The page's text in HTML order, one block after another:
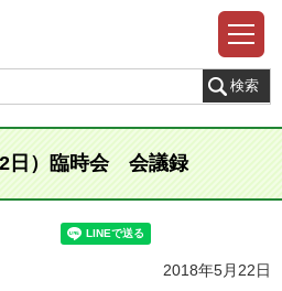
日）臨時会 会議録
2018年5月22日